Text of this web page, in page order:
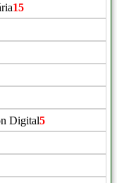
15
Digital5